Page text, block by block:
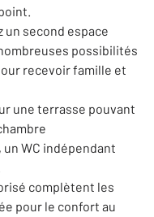
second espace
possibilités
recevoir famille et
une terrasse pouvant
WC indépendant
complètent les
pour le confort au